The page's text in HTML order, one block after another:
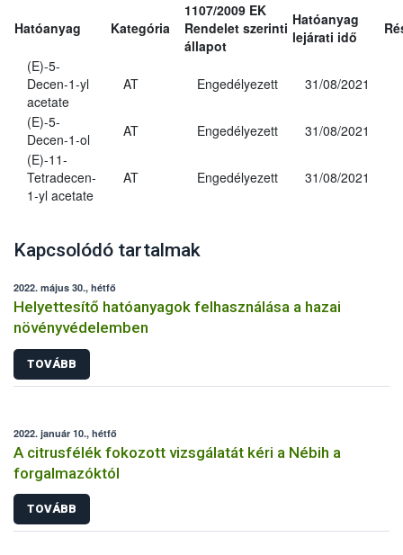
Hatóanyag Kategória
1107/2009 EK
Rendelet szerinti
állapot
Hatóanyag
lejárati idő
(E)-5-
Decen-1-yl
acetate
AT Engedélyezett 31/08/2021
(E)-5-
Decen-1-ol
AT Engedélyezett
31/08/2021
(E)-11-
Tetradecen-
1-yl acetate
AT Engedélyezett 31/08/2021
Kapcsolódó tartalmak
2022. május 30., hétfő
Helyettesítő hatóanyagok felhasználása a hazai
növényvédelemben
TOVÁBB
2022. január 10., hétfő
A citrusfélék fokozott vizsgálatát kéri a Nébih a
forgalmazóktól
TOVÁBB